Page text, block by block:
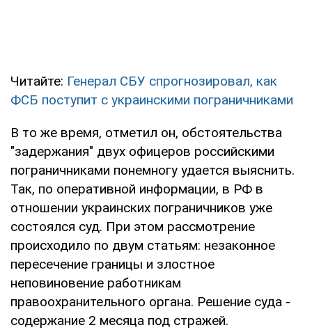
Читайте: Генерал СБУ спрогнозировал, как
ФСБ поступит с украинскими пограничниками
В то же время, отметил он, обстоятельства
"задержания" двух офицеров российскими
пограничниками понемногу удается выяснить.
Так, по оперативной информации, в РФ в
отношении украинских пограничников уже
состоялся суд. При этом рассмотрение
происходило по двум статьям: незаконное
пересечение границы и злостное
неповиновение работникам
правоохранительного органа. Решение суда -
содержание 2 месяца под стражей.